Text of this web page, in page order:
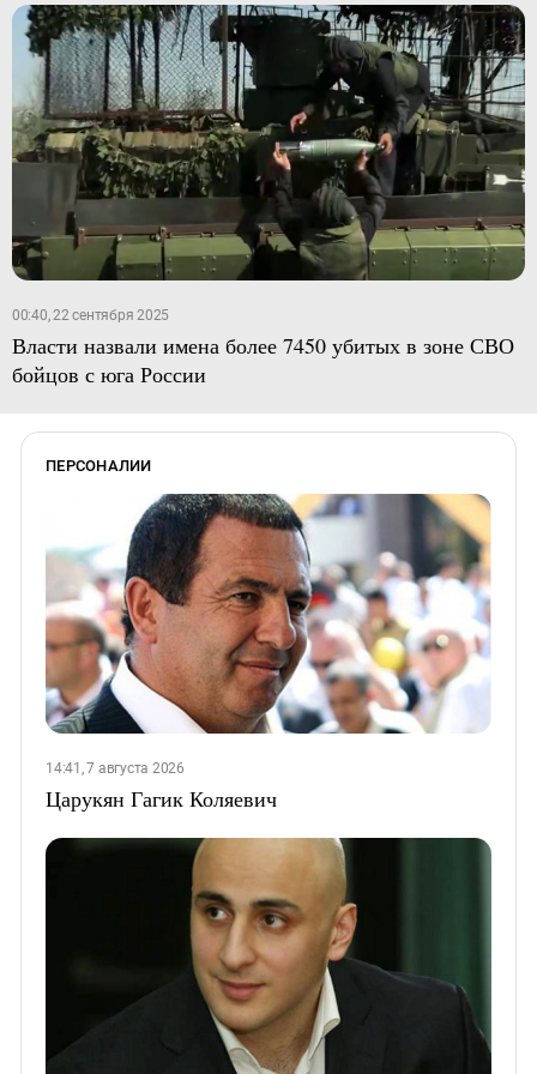
00:40, 22 сентября 2025
Власти назвали имена более 7450 убитых в зоне СВО
бойцов с юга России
ПЕРСОНАЛИИ
14:41, 7 августа 2026
Царукян Гагик Коляевич